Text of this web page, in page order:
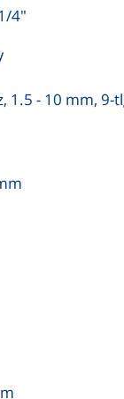
4"
1.5 - 10 mm, 9-